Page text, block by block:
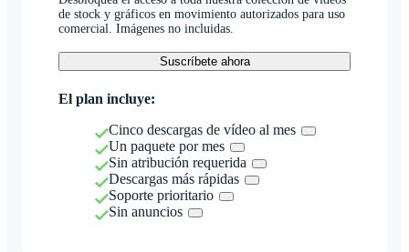
de stock y gráficos en movimiento autorizados para uso
comercial. Imágenes no incluidas.
Suscríbete ahora
El plan incluye:
Cinco descargas de vídeo al mes
Un paquete por mes
Sin atribución requerida
Descargas más rápidas
Soporte prioritario
Sin anuncios